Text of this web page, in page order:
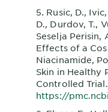
Rusic, D.,
D., Durdov, T.,
Seselja Perisin,
Effects of a
Niacinamide,
Skin in Healthy
Controlled Trial.
https://